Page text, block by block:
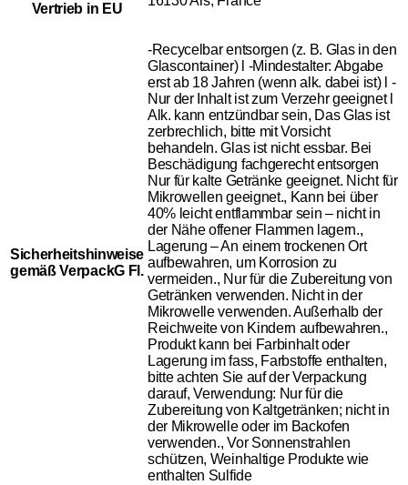
Vertrieb in EU
Sicherheitshinweise
gemäß VerpackG Fl.
-Recycelbar entsorgen (z. B. Glas in den
Glascontainer) l -Mindestalter: Abgabe
erst ab 18 Jahren (wenn alk. dabei ist) l -
Nur der Inhalt ist zum Verzehr geeignet l
Alk. kann entzündbar sein, Das Glas ist
zerbrechlich, bitte mit Vorsicht
behandeln. Glas ist nicht essbar. Bei
Beschädigung fachgerecht entsorgen
Nur für kalte Getränke geeignet. Nicht für
Mikrowellen geeignet., Kann bei über
40% leicht entflammbar sein – nicht in
der Nähe offener Flammen lagern.,
Lagerung – An einem trockenen Ort
aufbewahren, um Korrosion zu
vermeiden., Nur für die Zubereitung von
Getränken verwenden. Nicht in der
Mikrowelle verwenden. Außerhalb der
Reichweite von Kindern aufbewahren.,
Produkt kann bei Farbinhalt oder
Lagerung im fass, Farbstoffe enthalten,
bitte achten Sie auf der Verpackung
darauf, Verwendung: Nur für die
Zubereitung von Kaltgetränken; nicht in
der Mikrowelle oder im Backofen
verwenden., Vor Sonnenstrahlen
schützen, Weinhaltige Produkte wie
enthalten Sulfide